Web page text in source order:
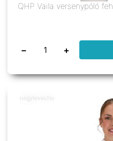
QHP Vaila versenypóló
− +